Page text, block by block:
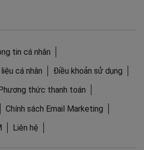
tin cá nhân
cá nhân
Điều khoản sử dụng
thức thanh toán
Chính sách Email Marketing
Liên hệ